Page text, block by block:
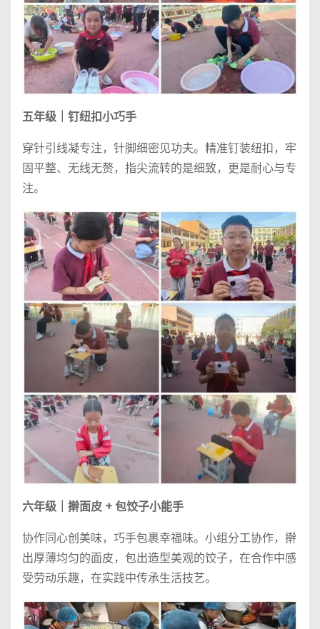
五年级｜钉纽扣小巧手
穿针引线凝专注，针脚细密见功夫。精准钉装纽扣，牢
固平整、无线无赘，指尖流转的是细致，更是耐心与专
注。
六年级｜擀面皮 + 包饺子小能手
协作同心创美味，巧手包裹幸福味。小组分工协作，擀
出厚薄均匀的面皮，包出造型美观的饺子，在合作中感
受劳动乐趣，在实践中传承生活技艺。